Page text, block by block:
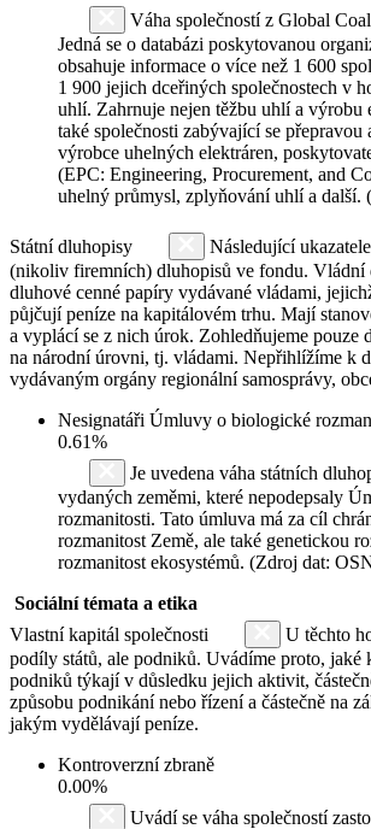
Váha společností z Global
Jedná se o databázi poskytovanou
obsahuje informace o více než 1 600
1 900 jejich dceřiných společnostech v
uhlí. Zahrnuje nejen těžbu uhlí a výrobu
také společnosti zabývající se
výrobce uhelných elektráren,
(EPC: Engineering, Procurement, and
uhelný průmysl, zplyňování uhlí a
Státní dluhopisy
Následující
(nikoliv firemních) dluhopisů ve fondu. Vládní
dluhové cenné papíry vydávané vládami,
půjčují peníze na kapitálovém trhu. Mají
a vyplácí se z nich úrok. Zohledňujeme pouze
na národní úrovni, tj. vládami. Nepřihlížíme k
vydávaným orgány regionální samosprávy,
Nesignatáři Úmluvy o biologické
0.61%
Je uvedena váha státních
vydaných zeměmi, které nepodepsaly
rozmanitosti. Tato úmluva má za cíl
rozmanitost Země, ale také genetickou
rozmanitost ekosystémů. (Zdroj dat:
Sociální témata a etika
Vlastní kapitál společnosti
U těchto
podíly států, ale podniků. Uvádíme proto, jaké
podniků týkají v důsledku jejich aktivit,
způsobu podnikání nebo řízení a částečně na
jakým vydělávají peníze.
Kontroverzní zbraně
0.00%
Uvádí se váha společností